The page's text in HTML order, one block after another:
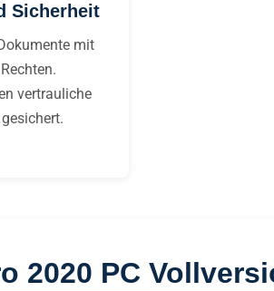
Sicherheit
mit
vertrauliche
2020 PC